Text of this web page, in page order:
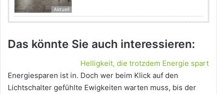
Aktuell
Das könnte Sie auch interessieren:
Helligkeit, die trotzdem Energie spart
Energiesparen ist in. Doch wer beim Klick auf den
Lichtschalter gefühlte Ewigkeiten warten muss, bis der